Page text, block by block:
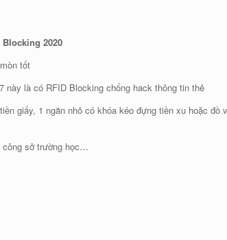
Blocking 2020
tốt
này là có RFID Blocking chống hack thông tin thẻ
giấy, 1 ngăn nhỏ có khóa kéo đựng tiền xu hoặc đồ
công sở trường học…